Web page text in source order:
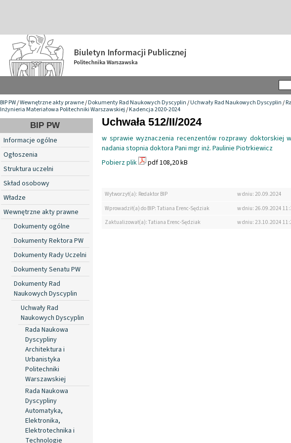
BIP PW/Wewnętrzne akty prawne/Dokumenty Rad Naukowych Dyscyplin/Uchwały Rad Naukowych Dyscyplin/
Inżynieria Materiałowa Politechniki Warszawskiej/Kadencja 2020-2024
BIP PW
Informacje ogólne
Ogłoszenia
Struktura uczelni
Skład osobowy
Władze
Wewnętrzne akty prawne
Dokumenty ogólne
Dokumenty Rektora PW
Dokumenty Rady Uczelni
Dokumenty Senatu PW
Dokumenty Rad
Naukowych Dyscyplin
Uchwały Rad
Naukowych Dyscyplin
Rada Naukowa
Dyscypliny
Architektura i
Urbanistyka
Politechniki
Warszawskiej
Rada Naukowa
Dyscypliny
Automatyka,
Elektronika,
Elektrotechnika i
Technologie
Uchwała 512/II/2024
w sprawie wyznaczenia recenzentów rozprawy doktorskiej
nadania stopnia doktora Pani mgr inż. Paulinie Piotrkiewicz
Pobierz plik
pdf 108,20 kB
Wytworzył(a): Redaktor BIP
w dniu: 20.09.2024
Wprowadził(a) do BIP: Tatiana Erenc-Sędziak
w dniu: 26.09.2024
Zaktualizował(a): Tatiana Erenc-Sędziak
w dniu: 23.10.2024